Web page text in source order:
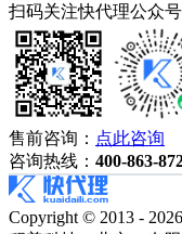
扫码关注快代理公众
售前咨询： 点此咨询
咨询热线： 400-863-
Copyright © 2013 -